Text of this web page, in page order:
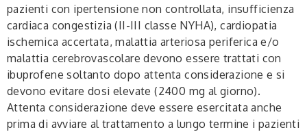
pazienti con ipertensione non controllata, insufficienza
cardiaca congestizia (II-III classe NYHA), cardiopatia
ischemica accertata, malattia arteriosa periferica e/o
malattia cerebrovascolare devono essere trattati con
ibuprofene soltanto dopo attenta considerazione e si
devono evitare dosi elevate (2400 mg al giorno).
Attenta considerazione deve essere esercitata anche
prima di avviare al trattamento a lungo termine i pazienti